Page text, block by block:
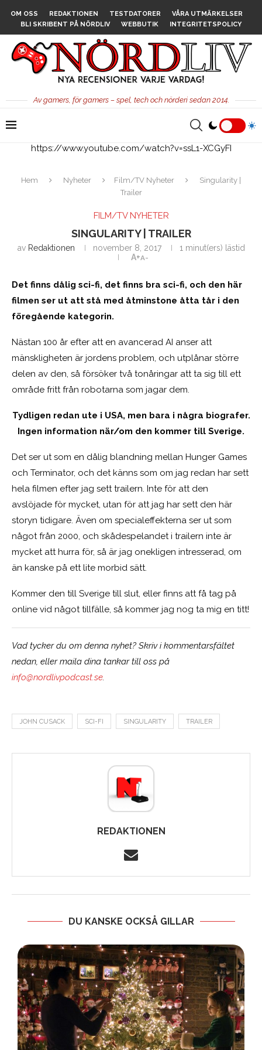
OM OSS REDAKTIONEN TESTDATORER
VÅRA UTMÄRKELSER
BLI SKRIBENT PÅ NÖRDLIV
WEBBUTIK INTEGRITETSPOLICY
Av gamers, för gamers – spel, tech och nörderi sedan 2014.
https://www.youtube.com/watch?v=ssL1-XCGyFI
Hem Nyheter Film/TV Nyheter
Singularity |
Trailer
FILM/TV NYHETER
SINGULARITY | TRAILER
av Redaktionen november 8, 2017
1 minut(ers) lästid
A+A-
Det finns dålig sci-fi, det finns bra sci-fi, och den här
filmen ser ut att stå med åtminstone åtta tår i den
föregående kategorin.
Nästan 100 år efter att en avancerad AI anser att
mänskligheten är jordens problem, och utplånar större
delen av den, så försöker två tonåringar att ta sig till ett
område fritt från robotarna som jagar dem.
Tydligen redan ute i USA, men bara i några biografer.
Ingen information när/om den kommer till Sverige.
Det ser ut som en dålig blandning mellan Hunger Games
och Terminator, och det känns som om jag redan har sett
hela filmen efter jag sett trailern. Inte för att den
avslöjade för mycket, utan för att jag har sett den här
storyn tidigare. Även om specialeffekterna ser ut som
något från 2000, och skådespelandet i trailern inte är
mycket att hurra för, så är jag onekligen intresserad, om
än kanske på ett lite morbid sätt.
Kommer den till Sverige till slut, eller finns att få tag på
online vid något tillfälle, så kommer jag nog ta mig en titt!
Vad tycker du om denna nyhet? Skriv i kommentarsfältet
nedan, eller maila dina tankar till oss på
info@nordlivpodcast.se.
JOHN CUSACK SCI-FI SINGULARITY TRAILER
REDAKTIONEN
DU KANSKE OCKSÅ GILLAR